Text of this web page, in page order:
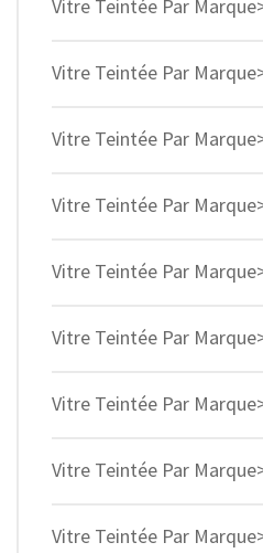
Vitre Teintée Par
Vitre Teintée Par
Vitre Teintée Par
Vitre Teintée Par
Vitre Teintée Par
Vitre Teintée Par
Vitre Teintée Par
Vitre Teintée Par
Vitre Teintée Par